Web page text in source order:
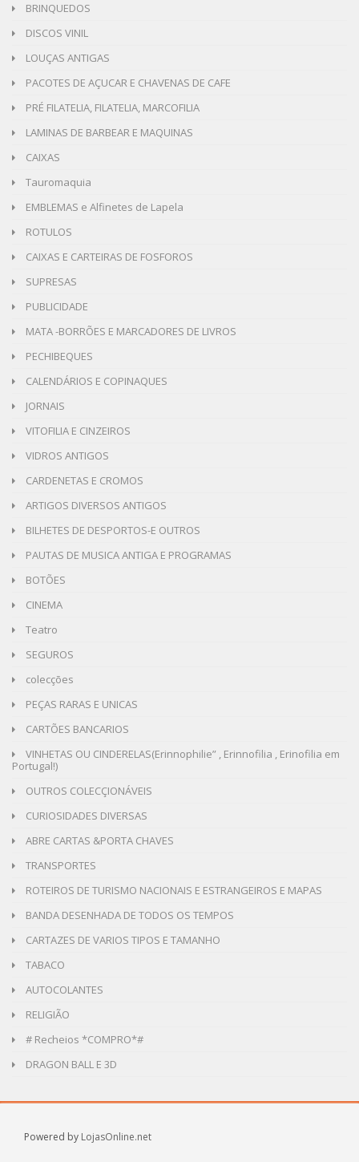
BRINQUEDOS
DISCOS VINIL
LOUÇAS ANTIGAS
PACOTES DE AÇUCAR E CHAVENAS DE CAFE
PRÉ FILATELIA, FILATELIA, MARCOFILIA
LAMINAS DE BARBEAR E MAQUINAS
CAIXAS
Tauromaquia
EMBLEMAS e Alfinetes de Lapela
ROTULOS
CAIXAS E CARTEIRAS DE FOSFOROS
SUPRESAS
PUBLICIDADE
MATA -BORRÕES E MARCADORES DE LIVROS
PECHIBEQUES
CALENDÁRIOS E COPINAQUES
JORNAIS
VITOFILIA E CINZEIROS
VIDROS ANTIGOS
CARDENETAS E CROMOS
ARTIGOS DIVERSOS ANTIGOS
BILHETES DE DESPORTOS-E OUTROS
PAUTAS DE MUSICA ANTIGA E PROGRAMAS
BOTÕES
CINEMA
Teatro
SEGUROS
colecções
PEÇAS RARAS E UNICAS
CARTÕES BANCARIOS
VINHETAS OU CINDERELAS(Erinnophilie” , Erinnofilia , Erinofilia em
Portugal!)
OUTROS COLECÇIONÁVEIS
CURIOSIDADES DIVERSAS
ABRE CARTAS &PORTA CHAVES
TRANSPORTES
ROTEIROS DE TURISMO NACIONAIS E ESTRANGEIROS E MAPAS
BANDA DESENHADA DE TODOS OS TEMPOS
CARTAZES DE VARIOS TIPOS E TAMANHO
TABACO
AUTOCOLANTES
RELIGIÃO
# Recheios *COMPRO*#
DRAGON BALL E 3D
Powered by LojasOnline.net